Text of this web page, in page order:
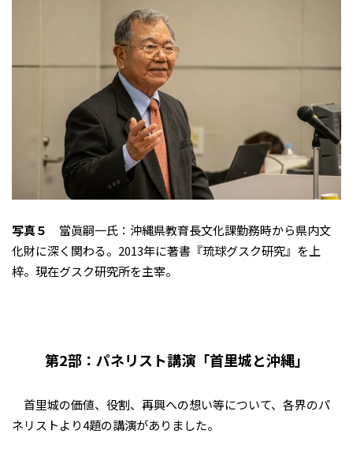
写真５
當眞嗣一氏：沖縄県教育長文化課勤務時から県内文
化財に深く関わる。2013年に著書『琉球グスク研究』を上
梓。現在グスク研究所を主宰。
第2部：パネリスト講演「首里城と沖縄」
首里城の価値、役割、再興への想い等について、各界のパ
ネリストより4題の講演がありました。